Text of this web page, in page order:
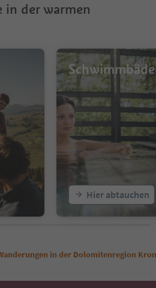
in der warmen
Hier abtauchen
in der Dolomitenregion